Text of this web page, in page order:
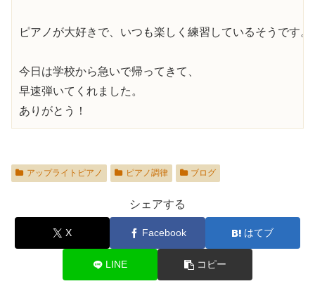
ピアノが大好きで、いつも楽しく練習しているそうです。
今日は学校から急いで帰ってきて、
早速弾いてくれました。
ありがとう！
アップライトピアノ ピアノ調律 ブログ
シェアする
X Facebook はてブ
LINE コピー